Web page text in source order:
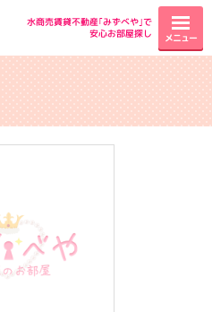
水商売賃貸不動産｢みずべや｣で
安心お部屋探し
メニュー